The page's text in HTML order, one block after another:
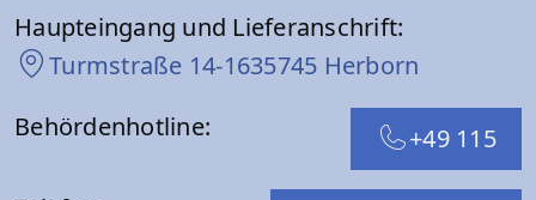
Haupteingang und Lieferanschrift:
Turmstraße 14-1635745 Herborn
Behördenhotline:
+49 115